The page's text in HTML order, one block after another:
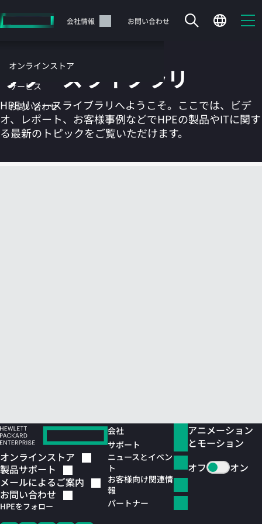
イ
テ
ツ
に
ス
ッ
会社情報 お問い合わせ
オンラインストア
サービス
お問い合わせ
カートは空です
リソースライブラリ
HPEリソースライブラリへようこそ。ここでは、ビデ
オ、レポート、お客様事例などでHPEの製品やITに関す
る最新のトピックをご覧いただけます。
オンラインストア
製品サポート
メールによるご案内
お問い合わせ
HPEをフォロー
会社
サポート
ニュースとイベン
ト
お客様向け関連情
報
パートナー
アニメーション
とモーション
オフ
オン